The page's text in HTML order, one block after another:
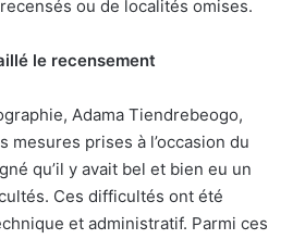
ou de localités omises.
le recensement
Adama Tiendrebeogo,
mesures prises à l’occasion du
qu’il y avait bel et bien eu un
Ces difficultés ont été
et administratif. Parmi ces